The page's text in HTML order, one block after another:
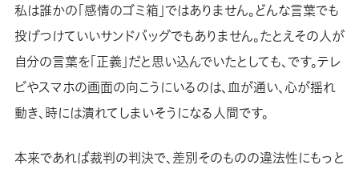
私は誰かの「感情のゴミ箱」ではありません。どんな言葉でも
投げつけていいサンドバッグでもありません。たとえその人が
自分の言葉を「正義」だと思い込んでいたとしても、です。テレ
ビやスマホの画面の向こうにいるのは、血が通い、心が揺れ
動き、時には潰れてしまいそうになる人間です。
本来であれば裁判の判決で、差別そのものの違法性にもっと